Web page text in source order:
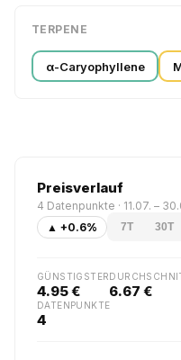
TERPENE
α-Caryophyllene
Preisverlauf
4 Datenpunkte · 11.07. –
▲ +0.6%
7T 30T
GÜNSTIGSTER
4.95 € 6.67 €
DATENPUNKTE
4